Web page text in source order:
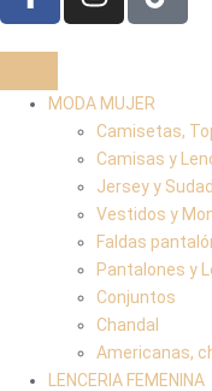
MODA MUJER
Camisetas,
Camisas y
Jersey y
Vestidos y
Faldas
Pantalones y
Conjuntos
Chandal
Americanas,
LENCERIA FEMENINA